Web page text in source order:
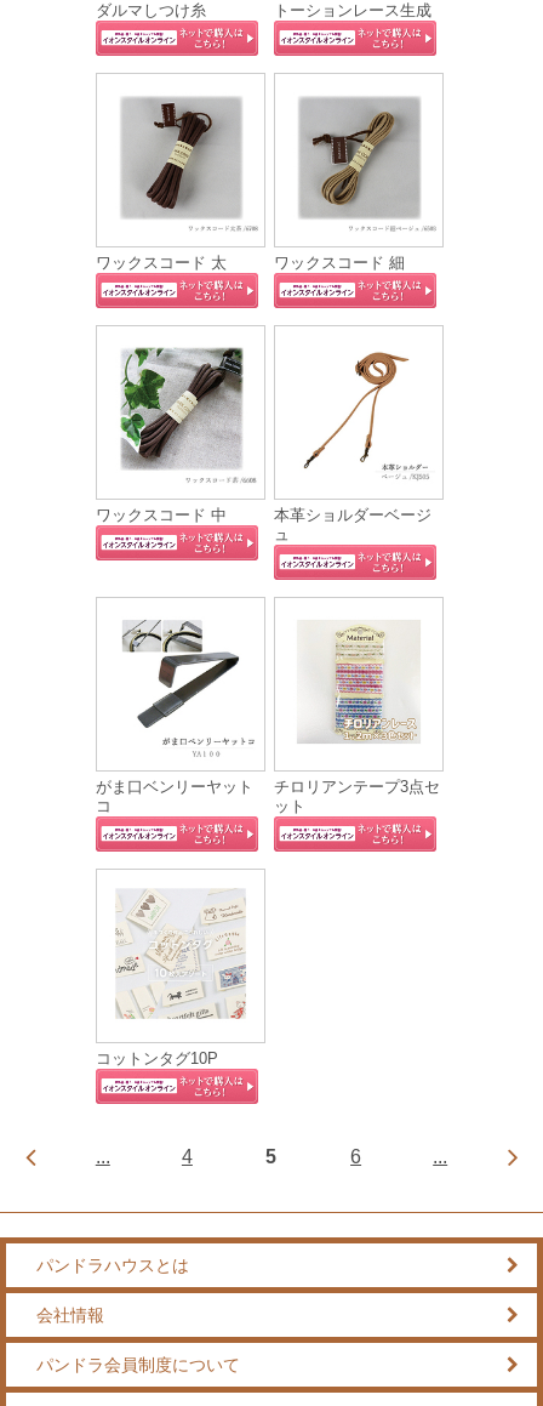
ダルマしつけ糸 トーションレース生成
ワックスコード 太 ワックスコード 細
ワックスコード 中
本革ショルダーベージ
ュ
がま口ベンリーヤット
コ
チロリアンテープ3点セ
ット
コットンタグ10P
... 4 5 6 ...
パンドラハウスとは
会社情報
パンドラ会員制度について